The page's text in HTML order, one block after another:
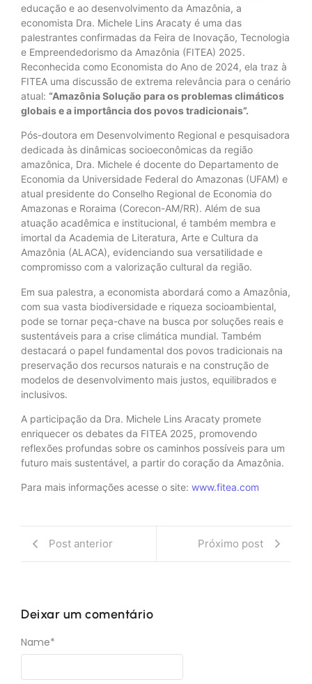
educação e ao desenvolvimento da Amazônia, a
economista Dra. Michele Lins Aracaty é uma das
palestrantes confirmadas da Feira de Inovação, Tecnologia
e Empreendedorismo da Amazônia (FITEA) 2025.
Reconhecida como Economista do Ano de 2024, ela traz à
FITEA uma discussão de extrema relevância para o cenário
atual: “Amazônia Solução para os problemas climáticos
globais e a importância dos povos tradicionais”.
Pós-doutora em Desenvolvimento Regional e pesquisadora
dedicada às dinâmicas socioeconômicas da região
amazônica, Dra. Michele é docente do Departamento de
Economia da Universidade Federal do Amazonas (UFAM) e
atual presidente do Conselho Regional de Economia do
Amazonas e Roraima (Corecon-AM/RR). Além de sua
atuação acadêmica e institucional, é também membra e
imortal da Academia de Literatura, Arte e Cultura da
Amazônia (ALACA), evidenciando sua versatilidade e
compromisso com a valorização cultural da região.
Em sua palestra, a economista abordará como a Amazônia,
com sua vasta biodiversidade e riqueza socioambiental,
pode se tornar peça-chave na busca por soluções reais e
sustentáveis para a crise climática mundial. Também
destacará o papel fundamental dos povos tradicionais na
preservação dos recursos naturais e na construção de
modelos de desenvolvimento mais justos, equilibrados e
inclusivos.
A participação da Dra. Michele Lins Aracaty promete
enriquecer os debates da FITEA 2025, promovendo
reflexões profundas sobre os caminhos possíveis para um
futuro mais sustentável, a partir do coração da Amazônia.
Para mais informações acesse o site: www.fitea.com
Post anterior Próximo post
Deixar um comentário
Name*